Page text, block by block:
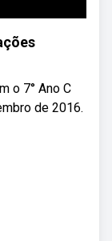
o 7° Ano C
de 2016.